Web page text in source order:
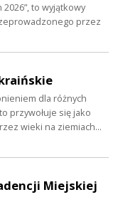
to wyjątkowy
przez
dla różnych
przywołuje się jako
wieki na ziemiach…
Miejskiej